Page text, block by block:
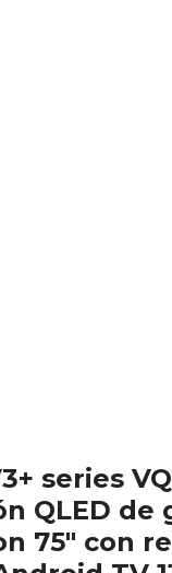
series
QLED de
75" con